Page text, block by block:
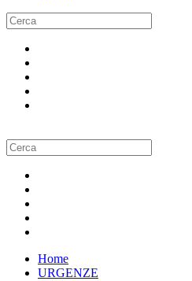
Home
URGENZE